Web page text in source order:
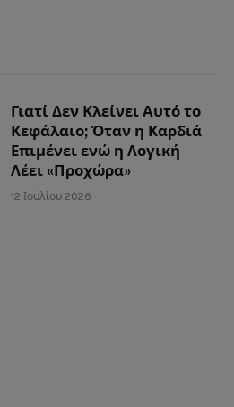
Γιατί Δεν Κλείνει Αυτό το
Κεφάλαιο; Όταν η Καρδιά
Επιμένει ενώ η Λογική
Λέει «Προχώρα»
12 Ιουλίου 2026